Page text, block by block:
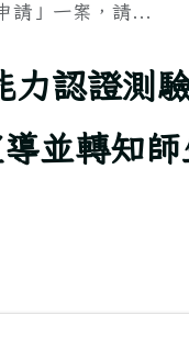
請」一案，請...
力認證測
並轉知